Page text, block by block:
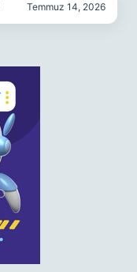
Temmuz 14, 2026